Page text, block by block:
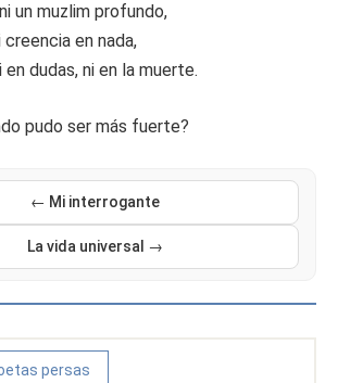
un muzlim profundo,
en nada,
en dudas, ni en la muerte.
pudo ser más fuerte?
← Mi interrogante
La vida universal →
persas